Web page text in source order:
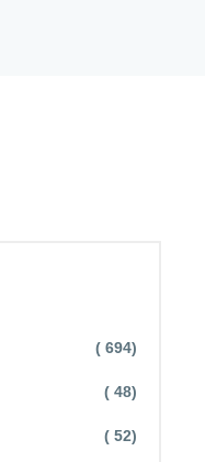
( 694)
( 48)
( 52)